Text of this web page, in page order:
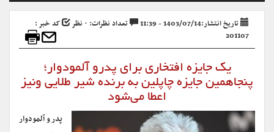
تاریخ انتشار:1403/07/14 - 11:39 تعداد نظرات: ۰ نظر
کد خبر :
201107
یک جایزه افتخاری برای پدرو آلمودوار؛
پنجاهمین جایزه چاپلین به برنده شیر طلایی ونیز
اعطا می‌شود
پدرو آلمودوار